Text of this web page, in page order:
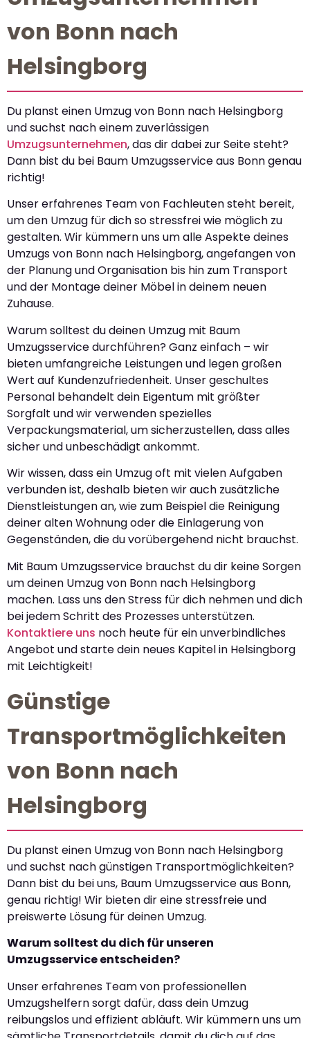
von Bonn nach
Helsingborg
Du planst einen Umzug von Bonn nach Helsingborg
und suchst nach einem zuverlässigen
Umzugsunternehmen, das dir dabei zur Seite steht?
Dann bist du bei Baum Umzugsservice aus Bonn genau
richtig!
Unser erfahrenes Team von Fachleuten steht bereit,
um den Umzug für dich so stressfrei wie möglich zu
gestalten. Wir kümmern uns um alle Aspekte deines
Umzugs von Bonn nach Helsingborg, angefangen von
der Planung und Organisation bis hin zum Transport
und der Montage deiner Möbel in deinem neuen
Zuhause.
Warum solltest du deinen Umzug mit Baum
Umzugsservice durchführen? Ganz einfach – wir
bieten umfangreiche Leistungen und legen großen
Wert auf Kundenzufriedenheit. Unser geschultes
Personal behandelt dein Eigentum mit größter
Sorgfalt und wir verwenden spezielles
Verpackungsmaterial, um sicherzustellen, dass alles
sicher und unbeschädigt ankommt.
Wir wissen, dass ein Umzug oft mit vielen Aufgaben
verbunden ist, deshalb bieten wir auch zusätzliche
Dienstleistungen an, wie zum Beispiel die Reinigung
deiner alten Wohnung oder die Einlagerung von
Gegenständen, die du vorübergehend nicht brauchst.
Mit Baum Umzugsservice brauchst du dir keine Sorgen
um deinen Umzug von Bonn nach Helsingborg
machen. Lass uns den Stress für dich nehmen und dich
bei jedem Schritt des Prozesses unterstützen.
Kontaktiere uns noch heute für ein unverbindliches
Angebot und starte dein neues Kapitel in Helsingborg
mit Leichtigkeit!
Günstige
Transportmöglichkeiten
von Bonn nach
Helsingborg
Du planst einen Umzug von Bonn nach Helsingborg
und suchst nach günstigen Transportmöglichkeiten?
Dann bist du bei uns, Baum Umzugsservice aus Bonn,
genau richtig! Wir bieten dir eine stressfreie und
preiswerte Lösung für deinen Umzug.
Warum solltest du dich für unseren
Umzugsservice entscheiden?
Unser erfahrenes Team von professionellen
Umzugshelfern sorgt dafür, dass dein Umzug
reibungslos und effizient abläuft. Wir kümmern uns um